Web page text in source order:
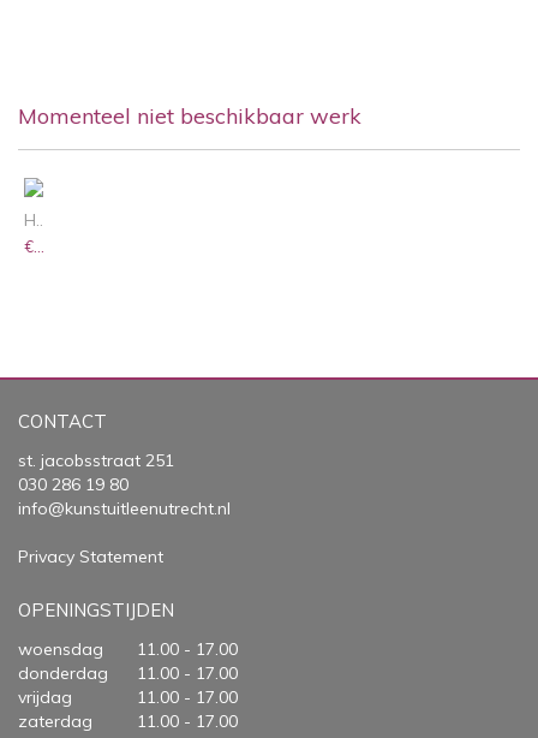
Momenteel niet beschikbaar werk
HAND-EYE COORDINATION
€ 1.300,00 /
CONTACT
st. jacobsstraat 251
030 286 19 80
info@kunstuitleenutrecht.nl
Privacy Statement
OPENINGSTIJDEN
woensdag
11.00 - 17.00
donderdag
11.00 - 17.00
vrijdag
11.00 - 17.00
zaterdag
11.00 - 17.00